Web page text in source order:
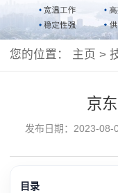
您的位置： 主页 >
京
发布日期：2023-
目录